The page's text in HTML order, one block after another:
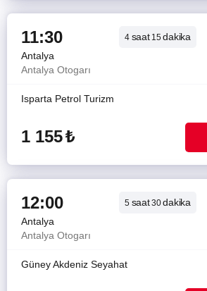
11:30 4 saat15dakika
Antalya
Antalya Otogarı
Isparta Petrol Turizm
1 155₺
12:00 5 saat30dakika
Antalya
Antalya Otogarı
Güney Akdeniz Seyahat